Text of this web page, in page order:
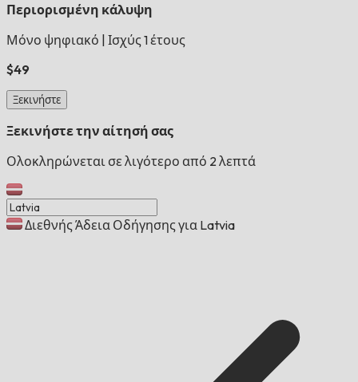
Περιορισμένη κάλυψη
Μόνο ψηφιακό Ισχύς 1 έτους
$49
Ξεκινήστε
Ξεκινήστε την αίτησή σας
Ολοκληρώνεται σε λιγότερο από 2 λεπτά
Διεθνής Άδεια Οδήγησης για Latvia